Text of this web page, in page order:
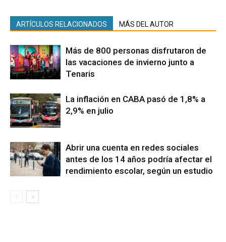
ARTÍCULOS RELACIONADOS MÁS DEL AUTOR
Más de 800 personas disfrutaron de
las vacaciones de invierno junto a
Tenaris
La inflación en CABA pasó de 1,8% a
2,9% en julio
Abrir una cuenta en redes sociales
antes de los 14 años podría afectar el
rendimiento escolar, según un estudio